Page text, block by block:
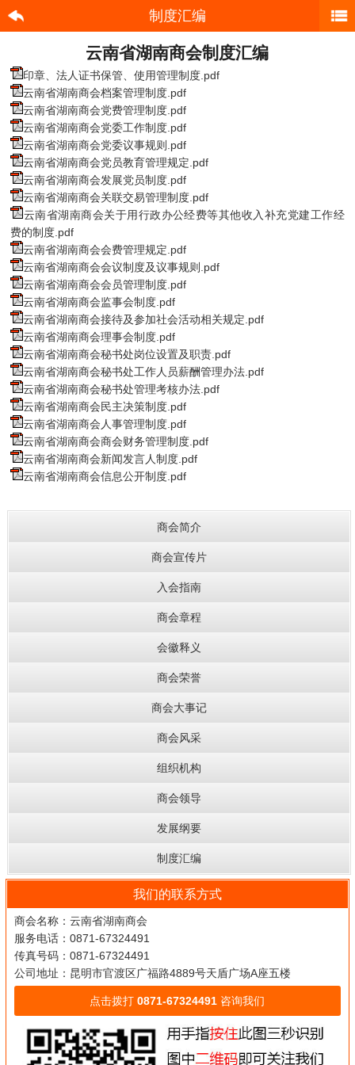
制度汇编
云南省湖南商会制度汇编
印章、法人证书保管、使用管理制度.pdf
云南省湖南商会档案管理制度.pdf
云南省湖南商会党费管理制度.pdf
云南省湖南商会党委工作制度.pdf
云南省湖南商会党委议事规则.pdf
云南省湖南商会党员教育管理规定.pdf
云南省湖南商会发展党员制度.pdf
云南省湖南商会关联交易管理制度.pdf
云南省湖南商会关于用行政办公经费等其他收入补充党建工作经
费的制度.pdf
云南省湖南商会会费管理规定.pdf
云南省湖南商会会议制度及议事规则.pdf
云南省湖南商会会员管理制度.pdf
云南省湖南商会监事会制度.pdf
云南省湖南商会接待及参加社会活动相关规定.pdf
云南省湖南商会理事会制度.pdf
云南省湖南商会秘书处岗位设置及职责.pdf
云南省湖南商会秘书处工作人员薪酬管理办法.pdf
云南省湖南商会秘书处管理考核办法.pdf
云南省湖南商会民主决策制度.pdf
云南省湖南商会人事管理制度.pdf
云南省湖南商会商会财务管理制度.pdf
云南省湖南商会新闻发言人制度.pdf
云南省湖南商会信息公开制度.pdf
商会简介
商会宣传片
入会指南
商会章程
会徽释义
商会荣誉
商会大事记
商会风采
组织机构
商会领导
发展纲要
制度汇编
我们的联系方式
商会名称：云南省湖南商会
服务电话：0871-67324491
传真号码：0871-67324491
公司地址：昆明市官渡区广福路4889号天盾广场A座五楼
点击拨打0871-67324491 咨询我们